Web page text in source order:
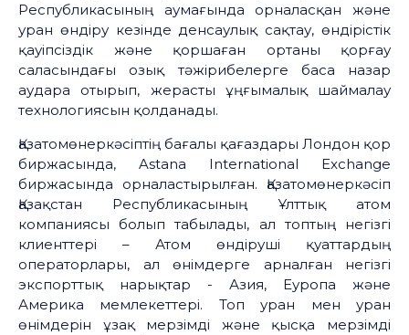
Республикасының аумағында орналасқан және
уран өндіру кезінде денсаулық сақтау, өндірістік
қауіпсіздік және қоршаған ортаны қорғау
саласындағы озық тәжірибелерге баса назар
аудара отырып, жерасты ұңғымалық шаймалау
технологиясын қолданады.
Қазатомөнеркәсіптің бағалы қағаздары Лондон қор
биржасында, Astana International Exchange
биржасында орналастырылған. Қазатомөнеркәсіп
Қазақстан Республикасының Ұлттық атом
компаниясы болып табылады, ал топтың негізгі
клиенттері – Атом өндіруші қуаттардың
операторлары, ал өнімдерге арналған негізгі
экспорттық нарықтар - Азия, Еуропа және
Америка мемлекеттері. Топ уран мен уран
өнімдерін ұзақ мерзімді және қысқа мерзімді